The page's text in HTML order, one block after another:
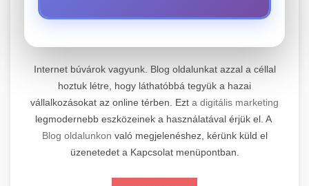
+
Professzionális elektromos roller javítási és
karbantartási szolgáltatások. Szakértő
technikusaink minőségi szervízt nyújtanak
minden jelentős márkához és modellhez.
Szervizközpont Látogatása
📊 2. Online Marketing
Ügynökség
+
Átfogó online marketing szolgáltatások,
beleértve a SEO-t, közösségi média kezelést és
Internet búvárok vagyunk. Blog oldalunkat azzal a céllal
hoztuk létre, hogy láthatóbbá tegyük a hazai
vállalkozásokat az online térben. Ezt a digitális marketing
legmodernebb eszközeinek a használatával érjük el. A
Blog oldalunkon való megjelenéshez, kérünk küld el
üzenetedet a Kapcsolat menüpontban.